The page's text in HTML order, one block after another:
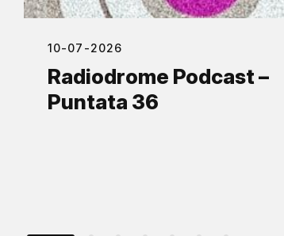
10-07-2026
Radiodrome Podcast –
Puntata 36